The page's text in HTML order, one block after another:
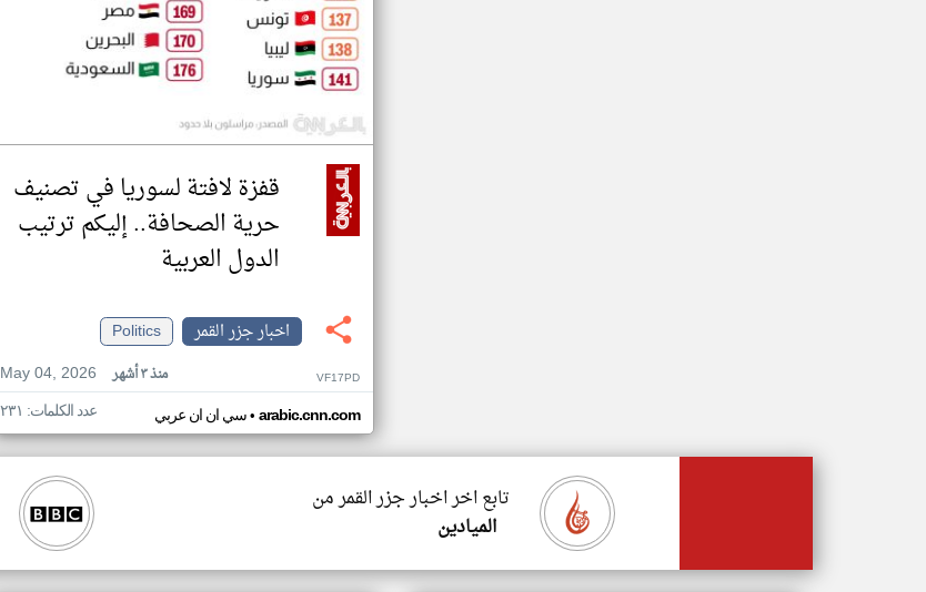
قفزة لافتة لسوريا في تصنيف
حرية الصحافة.. إليكم ترتيب
الدول العربية
اخبار جزر القمر
Politics
May 04, 2026
منذ ٣ أشهر VF17PD
سي ان ان عربي• arabic.cnn.com عدد الكلمات: ٢٣١
تابع اخر اخبار جزر القمر من
الميادين